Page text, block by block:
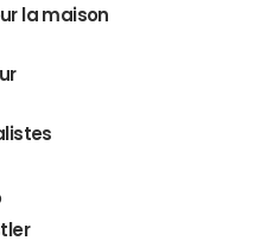
la maison